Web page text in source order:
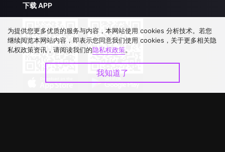
下载 APP
为提供您更多优质的服务与内容，本网站使用 cookies 分析技术。若您
继续阅览本网站内容，即表示您同意我们使用 cookies，关于更多相关隐
私权政策资讯，请阅读我们的隐私权政策。
我知道了